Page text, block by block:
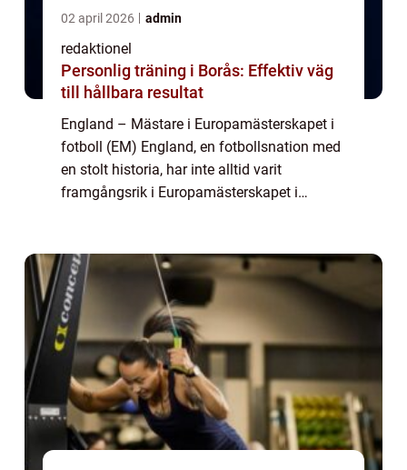
02 april 2026 admin
redaktionel
Personlig träning i Borås: Effektiv väg
till hållbara resultat
England – Mästare i Europamästerskapet i
fotboll (EM) England, en fotbollsnation med
en stolt historia, har inte alltid varit
framgångsrik i Europamästerskapet i